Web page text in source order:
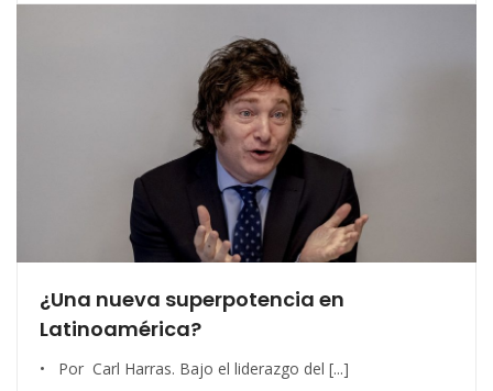
¿Una nueva superpotencia en
Latinoamérica?
• Por Carl Harras. Bajo el liderazgo del [...]